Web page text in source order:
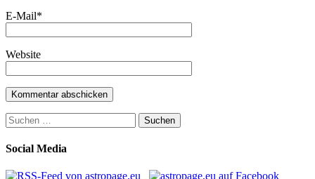
E-Mail*
Website
Suchen
nach:
Social Media